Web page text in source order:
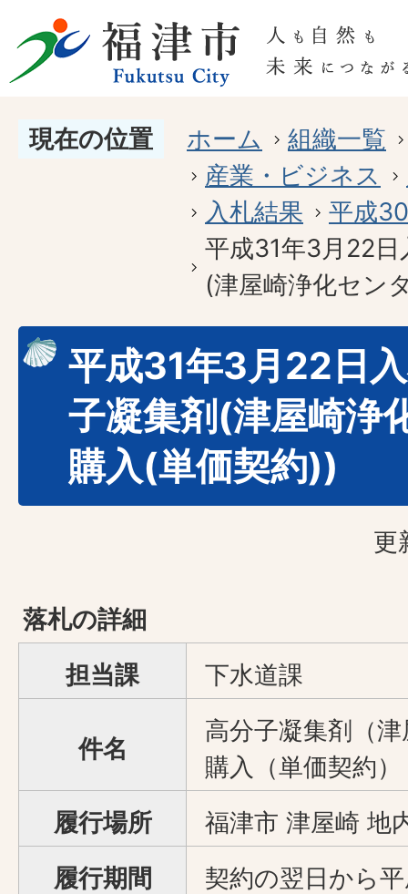
現在の位置 ホーム
組織一覧
産業・ビジネス
入札結果
平成
平成31年3月22
(津屋崎浄化セン
平成31年3月22日
子凝集剤(津屋崎浄
購入(単価契約))
更
落札の詳細
担当課
下水道課
件名
高分子凝集剤（
購入（単価契約）
履行場所
福津市 津屋崎 地
履行期間
契約の翌日から